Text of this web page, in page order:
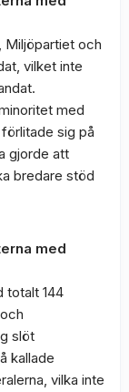
Miljöpartiet och
vilket inte
med
sig på
gjorde att
bredare stöd
med
totalt 144
slöt
kallade
vilka inte